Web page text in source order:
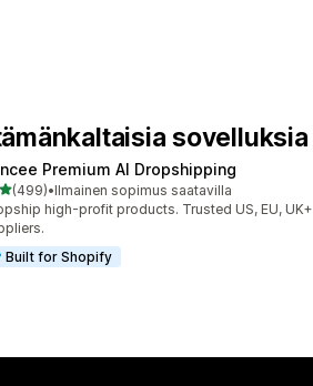
sovelluksia
Premium AI Dropshipping
/ 5 tähteä
(499)
arvostelua yhteensä
•Ilmainen sopimus saatavilla
high-profit products. Trusted US, EU, UK+
Built for Shopify